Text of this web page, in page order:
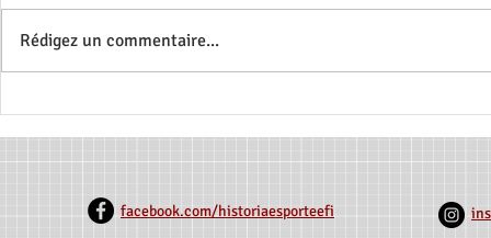
Rédigez un commentaire...
facebook.com/historiaesporteefi